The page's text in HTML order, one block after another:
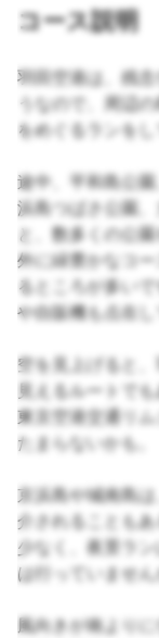
コース説明
羽田空港は、残
うなので、周辺
をめぐるランをし
途中、平和島公
浜島つばさ公園
と、数多くの公
外に緑豊かなコ
るところが多い
や自販機も点在し
空を見上げると
見えるルートで
東京空港交通リ
たまらないかも。
京浜島や城南島
介されることも
少なく、夜景ラ
は行っていません
風向きが南より